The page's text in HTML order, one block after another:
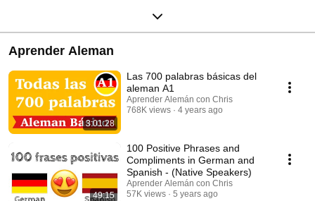
Aprender Aleman
3:01:28
Las 700 palabras básicas del
aleman A1
Aprender Alemán con Chris
768K views
4 years ago
49:15
100 Positive Phrases and
Compliments in German and
Spanish - (Native Speakers)
Aprender Alemán con Chris
57K views
5 years ago